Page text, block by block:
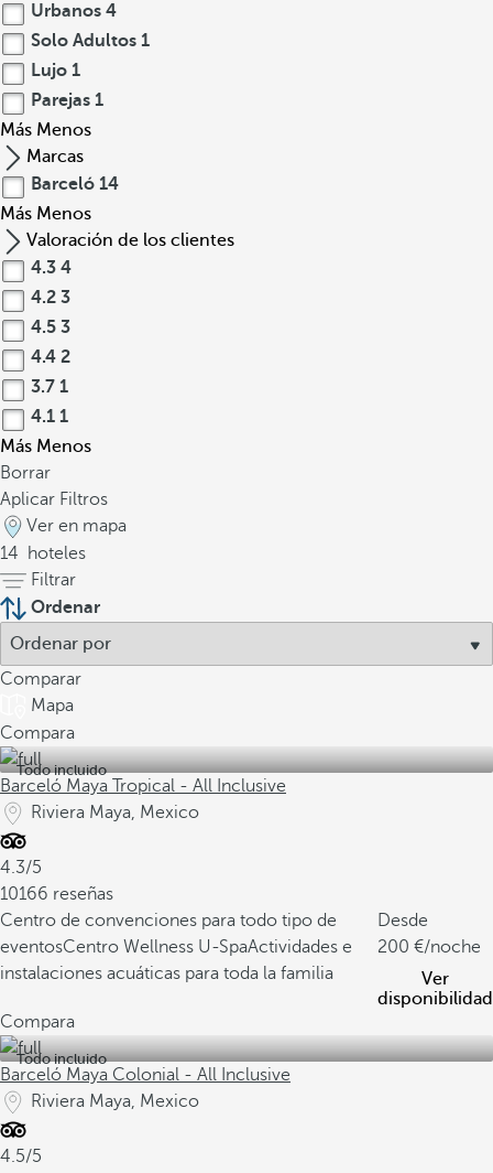
Urbanos 4
Solo Adultos 1
Lujo 1
Parejas 1
Más Menos
Marcas
Barceló 14
Más Menos
Valoración de los clientes
4.3 4
4.2 3
4.5 3
4.4 2
3.7 1
4.1 1
Más Menos
Borrar
Aplicar Filtros
Ver en mapa
14
hoteles
Filtrar
Ordenar
Comparar
Mapa
Compara
Todo incluido
Barceló Maya Tropical - All Inclusive
Riviera Maya, Mexico
4.3/5
10166 reseñas
Centro de convenciones para todo tipo de
eventosCentro Wellness U-SpaActividades e
instalaciones acuáticas para toda la familia
Desde
200
/noche
Ver
disponibilidad
Compara
Todo incluido
Barceló Maya Colonial - All Inclusive
Riviera Maya, Mexico
4.5/5